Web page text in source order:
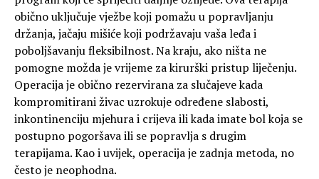
obično uključuje vježbe koji pomažu u popravljanju
držanja, jačaju mišiće koji podržavaju vaša leđa i
poboljšavanju fleksibilnost. Na kraju, ako ništa ne
pomogne možda je vrijeme za kirurški pristup liječenju.
Operacija je obično rezervirana za slučajeve kada
kompromitirani živac uzrokuje određene slabosti,
inkontinenciju mjehura i crijeva ili kada imate bol koja se
postupno pogoršava ili se popravlja s drugim
terapijama. Kao i uvijek, operacija je zadnja metoda, no
često je neophodna.